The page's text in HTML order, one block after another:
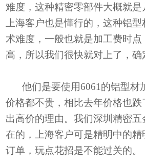
难度，这种精密零部件大概就是
上海客户也是懂行的，这种铝
术难度，一般也就是加工费时
高，所以我们很快就对上了，确
他们是要使用6061的铝型材
价格都不贵，相比去年价格也
出高价的理由。我们深圳精密
在的，上海客户可是精明中的
订单，玩点花招是不能过关的。